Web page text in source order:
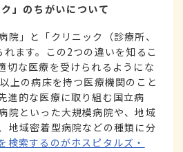
」のちがいについて
院」と「クリニック（診療所、
ます。この2つの違いを知るこ
切な医療を受けられるようにな
上の病床を持つ医療機関のこと
進的な医療に取り組む国立病
院といった大規模病院や、地域
地域密着型病院などの種類に分
検索するのがホスピタルズ・